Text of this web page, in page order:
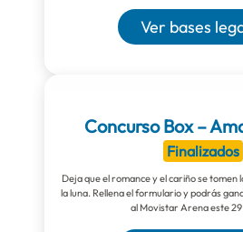
Ver bases
Concurso Box –
Finalizados
Deja que el romance y el cariño se tomen
la luna. Rellena el formulario y podrás
al Movistar Arena este 29